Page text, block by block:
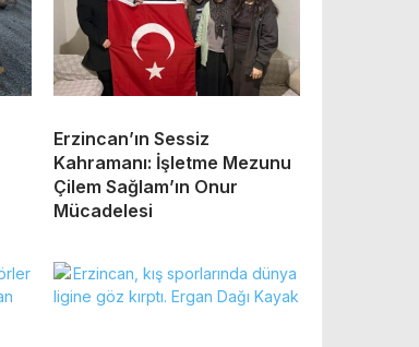
Erzincan’ın Sessiz
Kahramanı: İşletme Mezunu
Çilem Sağlam’ın Onur
Mücadelesi